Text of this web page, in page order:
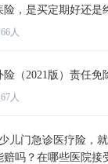
险，是买定期好还是
人
（2021版）责任免
人
儿门急诊医疗险，
赔吗？在哪些医院接